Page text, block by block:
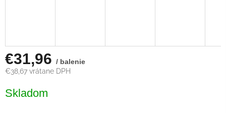
€31,96 / balenie
€38,67 vrátane DPH
cena:
Skladom